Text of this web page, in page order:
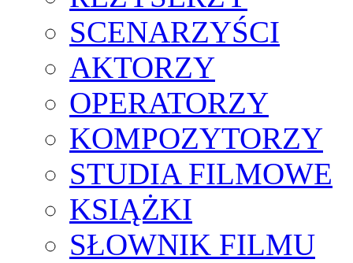
SCENARZYŚCI
AKTORZY
OPERATORZY
KOMPOZYTORZY
STUDIA FILMOWE
KSIĄŻKI
SŁOWNIK FILMU